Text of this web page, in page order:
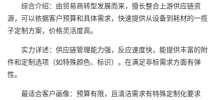
综合介绍：由贸易商转型发展而来，擅长整合上游供应链资
源，可以依据客户预算和具体需求，快速提供从设备到耗材的一揽
子定制方案，价格灵活度高。
实力详述：供应链管理能力强，反应速度快，能提供丰富的附
件和定制选项（如特殊颜色、标识）。在满足非标需求方面有弹
性。
最适合客户画像：预算有限，且清洁需求有特殊定制化要求